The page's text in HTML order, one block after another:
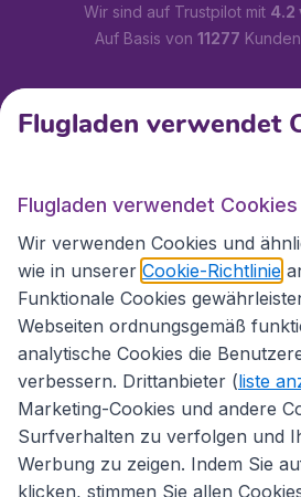
Wir sind auf Trustpilot mit 4.2
Auf Basis von 11277
Kundenservice
Internationale Webseiten
Flugladen verwendet
Flugladen verwendet Cookies
Wir verwenden Cookies und
wie in unserer Cookie-Richtlinie
Funktionale Cookies
Webseiten ordnungsgemäß
analytische Cookies die
verbessern. Drittanbieter (liste
Marketing-Cookies und andere
Surfverhalten zu verfolgen und
Werbung zu zeigen. Indem Sie
klicken, stimmen Sie allen